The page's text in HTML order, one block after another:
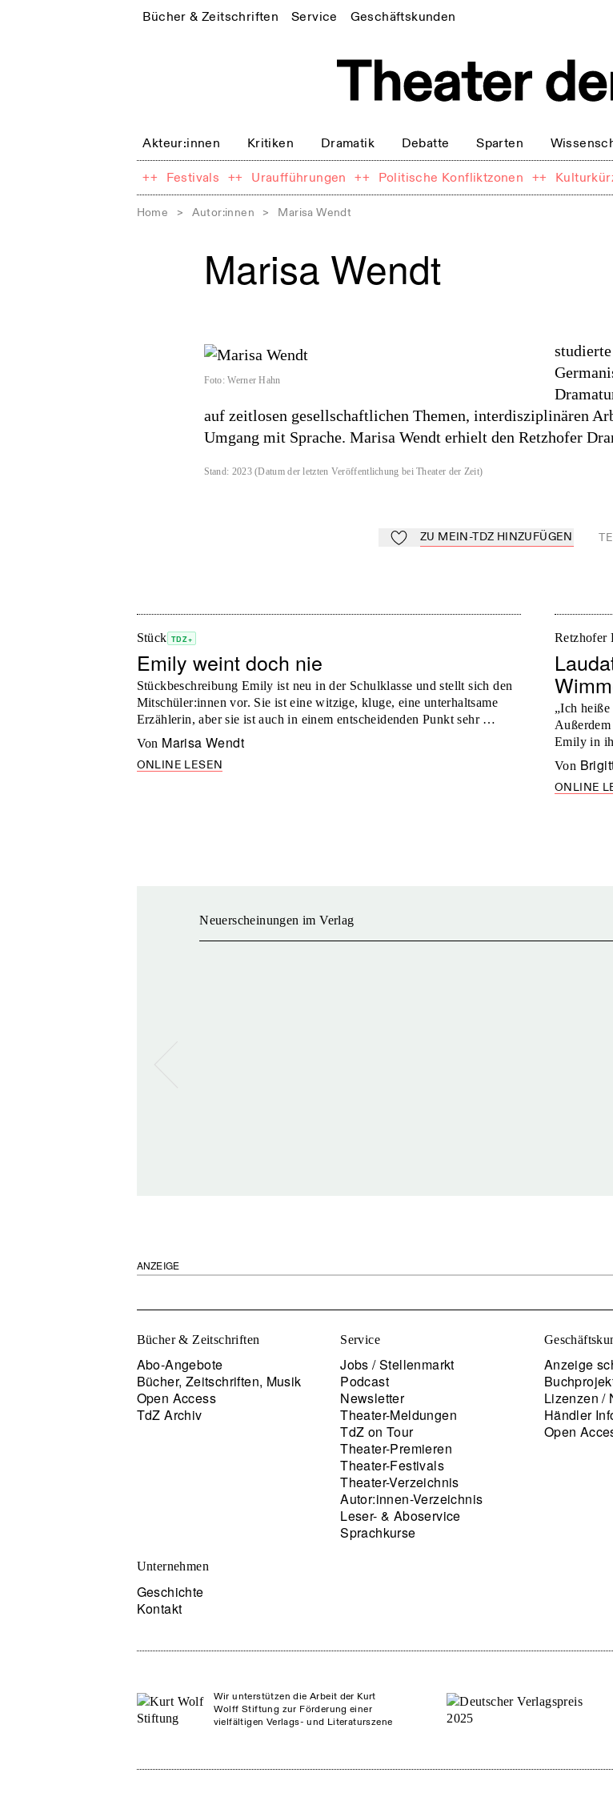
Bücher & Zeitschriften Service Geschäftskunden
Akteur:innen Kritiken Dramatik Debatte Sparten
++ Festivals ++ Uraufführungen ++ Politische Konfliktzonen ++
Home > Autor:innen > Marisa Wendt
Marisa Wendt
Foto: Werner Hahn
auf zeitlosen gesellschaftlichen Themen, interdisziplinären
Umgang mit Sprache. Marisa Wendt erhielt den Retzhofer
Stand: 2023(Datum der letzten Veröffentlichung bei Theater der Zeit)
Zu Mein-TdZ hinzufügen
ZU MEIN-TDZ HINZUFÜGEN
Stück TDZ+
Emily weint doch nie
Stückbeschreibung Emily ist neu in der Schulklasse und stellt sich den
Mitschüler:innen vor. Sie ist eine witzige, kluge, eine unterhaltsame
Erzählerin, aber sie ist auch in einem entscheidenden Punkt sehr …
von Marisa Wendt
ONLINE LESEN
Retzhofer
„Ich
Emily in
von
ONLINE
Neuerscheinungen im Verlag
ANZEIGE
Bücher & Zeitschriften
Abo-Angebote
Bücher, Zeitschriften, Musik
Open Access
TdZ Archiv
Service
Jobs / Stellenmarkt
Podcast
Newsletter
Theater-Meldungen
TdZ on Tour
Theater-Premieren
Theater-Festivals
Theater-Verzeichnis
Autor:innen-Verzeichnis
Leser- & Aboservice
Sprachkurse
Anzeige
Lizenzen /
Händler
Open
Unternehmen
Geschichte
Kontakt
Wir unterstützen die Arbeit der Kurt
Wolff Stiftung zur Förderung einer
vielfältigen Verlags- und Literaturszene